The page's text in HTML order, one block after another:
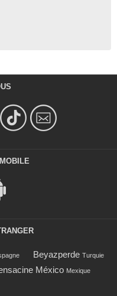
Beyazperde Turquie
México Mexique